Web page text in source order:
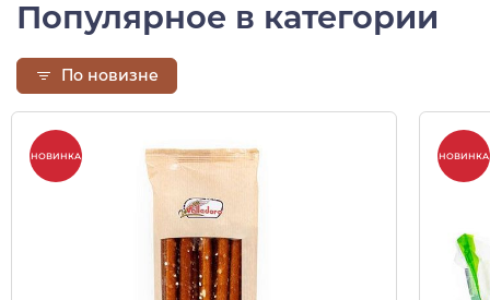
Популярное в категории
По новизне
НОВИНКА НОВИНКА